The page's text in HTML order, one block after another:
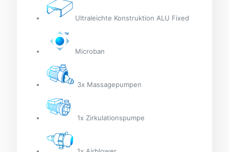
Ultraleichte Konstruktion ALU Fixed
Microban
3x Massagepumpen
1x Zirkulationspumpe